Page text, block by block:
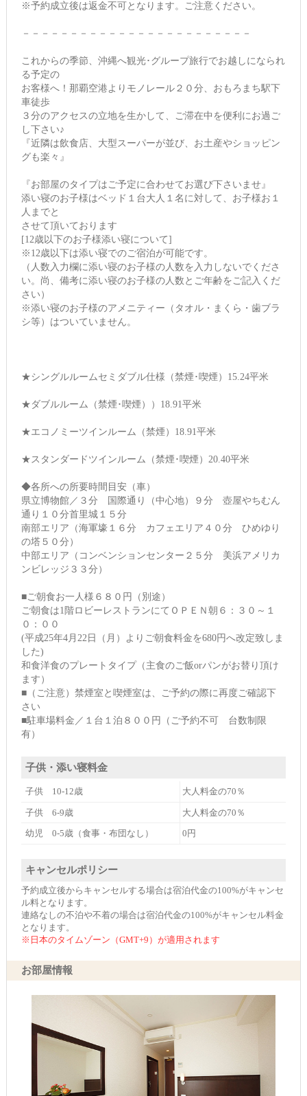
※予約成立後は返金不可となります。ご注意ください。
－－－－－－－－－－－－－－－－－－－－－－－－
これからの季節、沖縄へ観光･グループ旅行でお越しになられ
る予定の
お客様へ！那覇空港よりモノレール２０分、おもろまち駅下
車徒歩
３分のアクセスの立地を生かして、ご滞在中を便利にお過ご
し下さい♪
『近隣は飲食店、大型スーパーが並び、お土産やショッピン
グも楽々』
『お部屋のタイプはご予定に合わせてお選び下さいませ』
添い寝のお子様はベッド１台大人１名に対して、お子様お１
人までと
させて頂いております
[12歳以下のお子様添い寝について]
※12歳以下は添い寝でのご宿泊が可能です。
（人数入力欄に添い寝のお子様の人数を入力しないでくださ
い。尚、備考に添い寝のお子様の人数とご年齢をご記入くだ
さい）
※添い寝のお子様のアメニティー（タオル・まくら・歯ブラ
シ等）はついていません。
★シングルルームセミダブル仕様（禁煙･喫煙）15.24平米
★ダブルルーム（禁煙･喫煙））18.91平米
★エコノミーツインルーム（禁煙）18.91平米
★スタンダードツインルーム（禁煙･喫煙）20.40平米
◆各所への所要時間目安（車）
県立博物館／３分 国際通り（中心地）９分 壺屋やちむん
通り１０分首里城１５分
南部エリア（海軍壕１６分 カフェエリア４０分 ひめゆり
の塔５０分）
中部エリア（コンベンションセンター２５分 美浜アメリカ
ンビレッジ３３分）
■ご朝食お一人様６８０円（別途）
ご朝食は1階ロビーレストランにてＯＰＥＮ朝６：３０～１
０：００
(平成25年4月22日（月）よりご朝食料金を680円へ改定致しま
した)
和食洋食のプレートタイプ（主食のご飯orパンがお替り頂け
ます）
■（ご注意）禁煙室と喫煙室は、ご予約の際に再度ご確認下
さい
■駐車場料金／１台１泊８００円（ご予約不可 台数制限
有）
子供・添い寝料金
子供 10-12歳 大人料金の70％
子供 6-9歳 大人料金の70％
幼児 0-5歳（食事・布団なし） 0円
キャンセルポリシー
予約成立後からキャンセルする場合は宿泊代金の100%がキャンセ
ル料となります。
連絡なしの不泊や不着の場合は宿泊代金の100%がキャンセル料金
となります。
※日本のタイムゾーン（GMT+9）が適用されます
お部屋情報